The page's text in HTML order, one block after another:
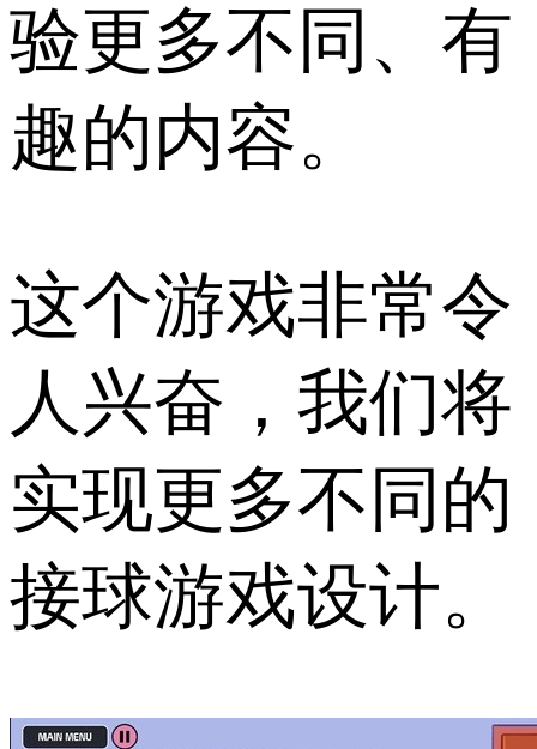
验更多不同、有
趣的内容。
这个游戏非常令
人兴奋，我们将
实现更多不同的
接球游戏设计。